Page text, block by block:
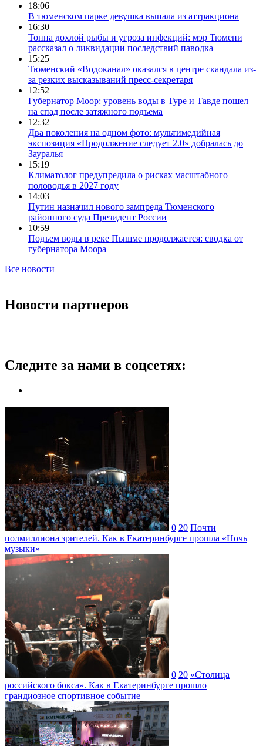
18:06
В тюменском парке девушка выпала из аттракциона
16:30
Тонна дохлой рыбы и угроза инфекций: мэр Тюмени
рассказал о ликвидации последствий паводка
15:25
Тюменский «Водоканал» оказался в центре скандала из-
за резких высказываний пресс-секретаря
12:52
Губернатор Моор: уровень воды в Туре и Тавде пошел
на спад после затяжного подъема
12:32
Два поколения на одном фото: мультимедийная
экспозиция «Продолжение следует 2.0» добралась до
Зауралья
15:19
Климатолог предупредила о рисках масштабного
половодья в 2027 году
14:03
Путин назначил нового зампреда Тюменского
районного суда Президент России
10:59
Подъем воды в реке Пышме продолжается: сводка от
губернатора Моора
Все новости
Новости партнеров
Следите за нами в соцсетях:
0 20 Почти
полмиллиона зрителей. Как в Екатеринбурге прошла «Ночь
музыки»
0 20 «Столица
российского бокса». Как в Екатеринбурге прошло
грандиозное спортивное событие